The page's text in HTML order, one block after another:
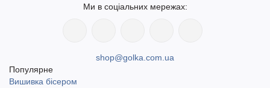
Ми в соціальних мережах:
shop@golka.com.ua
Популярне
Вишивка бісером